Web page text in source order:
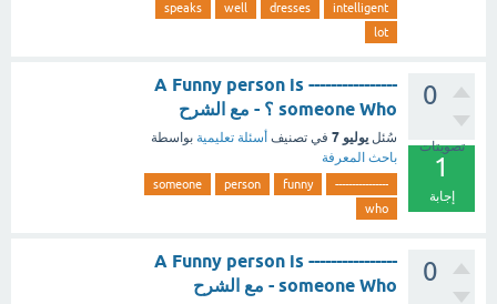
intelligent
dresses
well
speaks
lot
0
تصويتات
1
إجابة
---------------- A Funny person is
someone Who ؟ - مع الشرح
سُئل يوليو 7 في تصنيف أسئلة تعليمية بواسطة
باحث المعرفة
----------------
funny
person
someone
who
0
---------------- A Funny person is
someone Who - مع الشرح